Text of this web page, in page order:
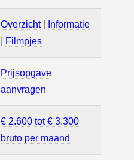
Overzicht|
Informatie
Filmpjes
Prijsopgave
aanvragen
€ 2.600 tot € 3.300
bruto per maand